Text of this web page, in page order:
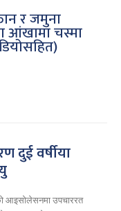
र जमुना
आंखामा चस्मा
दुई वर्षीया
आइसोलेसनमा उपचाररत